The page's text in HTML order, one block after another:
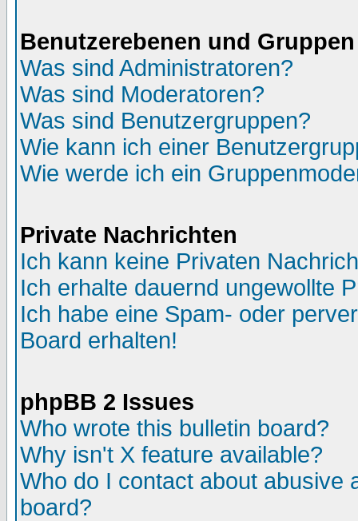
Benutzerebenen und Gruppen
Was sind Administratoren?
Was sind Moderatoren?
Was sind Benutzergruppen?
Wie kann ich einer
Wie werde ich ein
Private Nachrichten
Ich kann keine Privaten
Ich erhalte dauernd ungewollte
Ich habe eine Spam- oder
Board erhalten!
phpBB 2 Issues
Who wrote this bulletin board?
Why isn't X feature available?
Who do I contact about abusive
board?